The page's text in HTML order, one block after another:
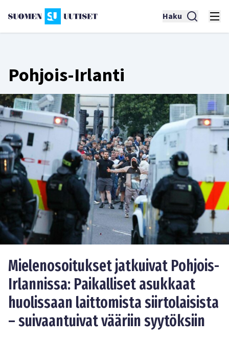
Haku
Pohjois-Irlanti
Mielenosoitukset jatkuivat Pohjois-
Irlannissa: Paikalliset asukkaat
huolissaan laittomista siirtolaisista
– suivaantuivat vääriin syytöksiin